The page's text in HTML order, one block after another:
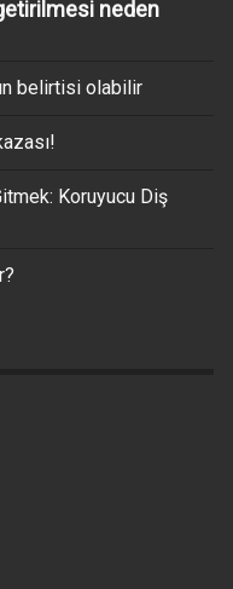
neden
belirtisi olabilir
Koruyucu Diş